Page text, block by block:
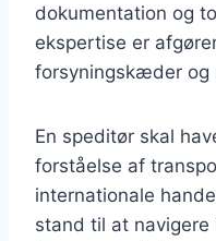
dokumentation og
ekspertise er
forsyningskæder og
En speditør skal
forståelse af
internationale
stand til at navigere